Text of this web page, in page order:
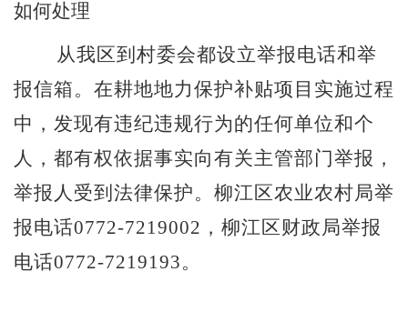
如何处理
从我区到村委会都设立举报电话和举
报信箱。在耕地地力保护补贴项目实施过程
中，发现有违纪违规行为的任何单位和个
人，都有权依据事实向有关主管部门举报，
举报人受到法律保护。柳江区农业农村局举
报电话0772-7219002 ，柳江区财政局举报
电话0772-7219193。